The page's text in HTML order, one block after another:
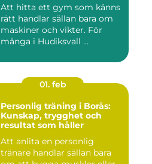
Att hitta ett gym som känns
rätt handlar sällan bara om
maskiner och vikter. För
många i Hudiksvall ...
01. feb
Personlig träning i Borås:
Kunskap, trygghet och
resultat som håller
Att anlita en personlig
tränare handlar sällan bara